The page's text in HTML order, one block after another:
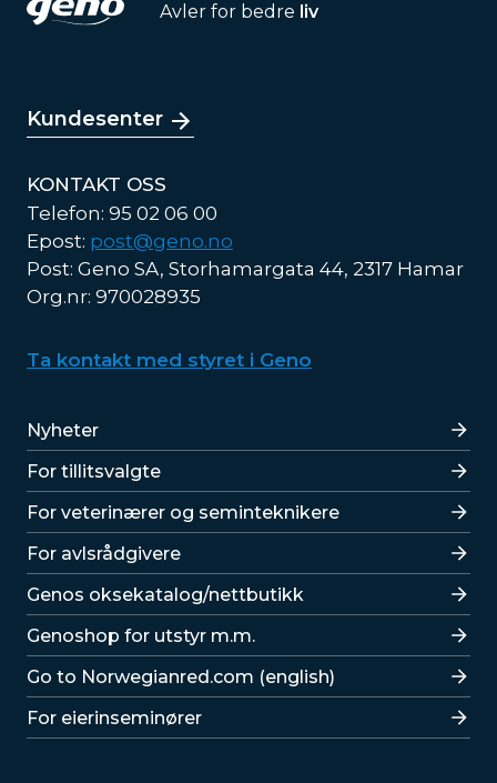
Avler for bedre liv
Kundesenter
KONTAKT OSS
Telefon: 95 02 06 00
Epost: post@geno.no
Post: Geno SA, Storhamargata 44, 2317 Hamar
Org.nr: 970028935
Ta kontakt med styret i Geno
Lenker
Nyheter
For tillitsvalgte
For veterinærer og seminteknikere
For avlsrådgivere
Lenker
Genos oksekatalog/nettbutikk
Genoshop for utstyr m.m.
Go to Norwegianred.com (english)
For eierinseminører